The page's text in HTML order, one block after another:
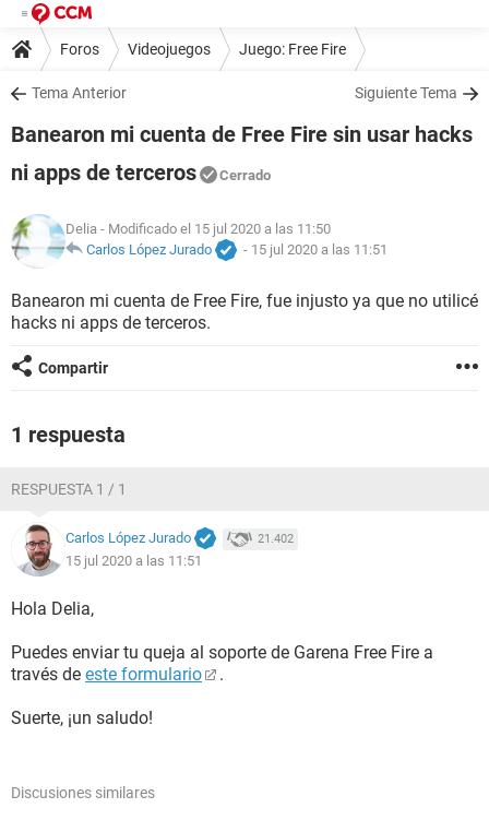
Foros Videojuegos Juego: Free Fire
Tema Anterior Siguiente Tema
Banearon mi cuenta de Free Fire sin usar hacks
ni apps de terceros
Cerrado
Delia - Modificado el 15 jul 2020 a las 11:50
Carlos López Jurado
- 15 jul 2020 a las 11:51
Banearon mi cuenta de Free Fire, fue injusto ya que no utilicé
hacks ni apps de terceros.
Compartir
1 respuesta
RESPUESTA 1 / 1
Carlos López Jurado 21.402
15 jul 2020 a las 11:51
Hola Delia,
Puedes enviar tu queja al soporte de Garena Free Fire a
través de este formulario .
Suerte, ¡un saludo!
Discusiones similares